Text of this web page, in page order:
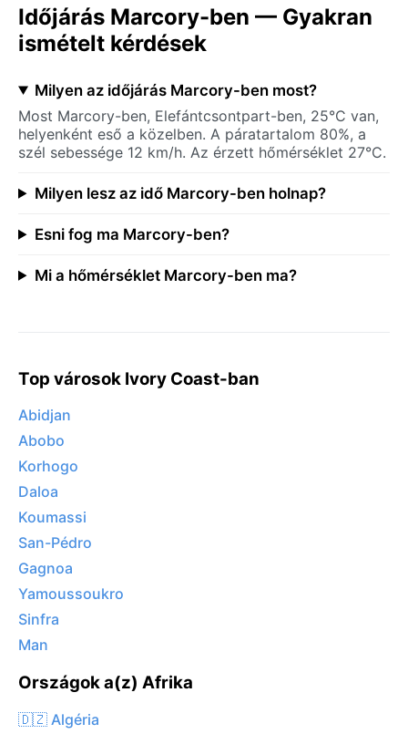
Időjárás Marcory-ben — Gyakran
ismételt kérdések
Milyen az időjárás Marcory-ben most?
Most Marcory-ben, Elefántcsontpart-ben, 25°C van,
helyenként eső a közelben. A páratartalom 80%, a
szél sebessége 12 km/h. Az érzett hőmérséklet 27°C.
Milyen lesz az idő Marcory-ben holnap?
Esni fog ma Marcory-ben?
Mi a hőmérséklet Marcory-ben ma?
Top városok Ivory Coast-ban
Abidjan
Abobo
Korhogo
Daloa
Koumassi
San-Pédro
Gagnoa
Yamoussoukro
Sinfra
Man
Országok a(z) Afrika
🇩🇿 Algéria